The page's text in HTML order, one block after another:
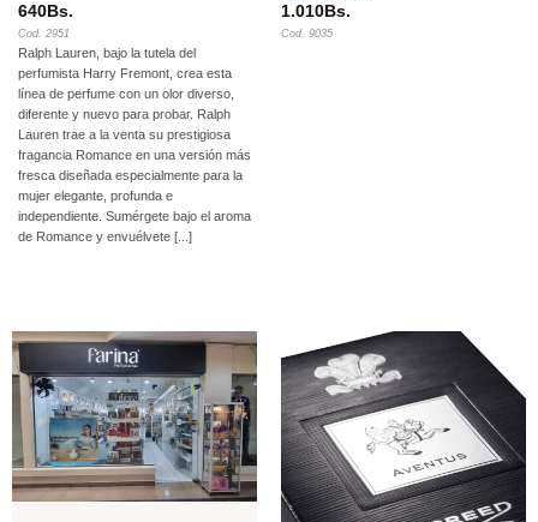
640Bs.
Cod. 2951
Ralph Lauren, bajo la tutela del
perfumista Harry Fremont, crea esta
línea de perfume con un olor diverso,
diferente y nuevo para probar. Ralph
Lauren trae a la venta su prestigiosa
fragancia Romance en una versión más
fresca diseñada especialmente para la
mujer elegante, profunda e
independiente. Sumérgete bajo el aroma
de Romance y envuélvete [...]
1.010Bs.
Cod. 9035